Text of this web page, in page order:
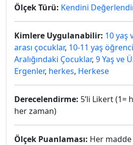
Ölçek Türü: Kendini
Kimlere Uygulanabilir: 10 yaş
arası çocuklar, 10-11 yaş
Aralığındaki Çocuklar, 9 Yaş ve
Ergenler, herkes, Herkese
Derecelendirme: 5’li Likert (1=
her zaman)
Ölçek Puanlaması: Her madde